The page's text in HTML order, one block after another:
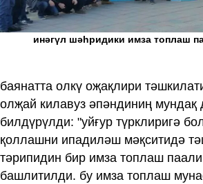
инәгүл шәһридики имза топлаш
баянатта олкү оҗақлири
олҗай килавуз әпәндиниң мундақ
билдүрүлди: "уйғур түрклиригә
қоллашни ипадиләш мәқситидә
тәрипидин бир имза топлаш
башлитилди. бу имза топлаш